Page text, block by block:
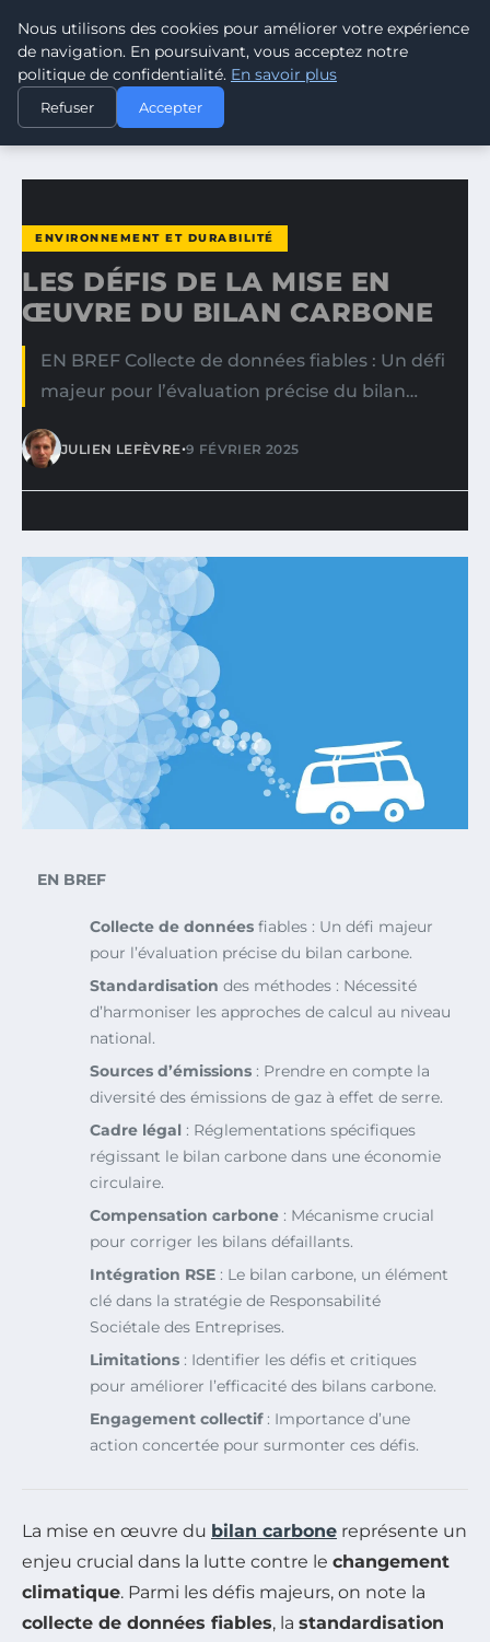
CLIMATE RESPONSE BLOG
ACCUEIL
ENVIRONNEMENT ET DURABILITÉ
LES DÉFIS DE LA MISE EN ŒUVRE DU BILAN CARBONE
ENVIRONNEMENT ET DURABILITÉ
LES DÉFIS DE LA MISE EN
ŒUVRE DU BILAN CARBONE
EN BREF Collecte de données fiables : Un défi
majeur pour l’évaluation précise du bilan…
JULIEN LEFÈVRE•9 FÉVRIER 2025
EN BREF
Collecte de données fiables : Un défi majeur
pour l’évaluation précise du bilan carbone.
Standardisation des méthodes : Nécessité
d’harmoniser les approches de calcul au niveau
national.
Sources d’émissions : Prendre en compte la
diversité des émissions de gaz à effet de serre.
Cadre légal : Réglementations spécifiques
régissant le bilan carbone dans une économie
circulaire.
Compensation carbone : Mécanisme crucial
pour corriger les bilans défaillants.
Intégration RSE : Le bilan carbone, un élément
clé dans la stratégie de Responsabilité
Sociétale des Entreprises.
Limitations : Identifier les défis et critiques
pour améliorer l’efficacité des bilans carbone.
Engagement collectif: Importance d’une
action concertée pour surmonter ces défis.
La mise en œuvre du bilan carbone représente un
enjeu crucial dans la lutte contre le changement
climatique. Parmi les défis majeurs, on note la
collecte de données fiables, la standardisation
Nous utilisons des cookies pour améliorer votre expérience
de navigation. En poursuivant, vous acceptez notre
politique de confidentialité. En savoir plus
Refuser Accepter